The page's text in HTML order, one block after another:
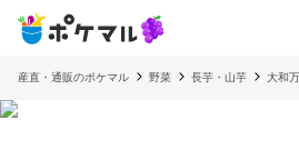
産直・通販のポケマル 野菜 長芋・山芋 大和